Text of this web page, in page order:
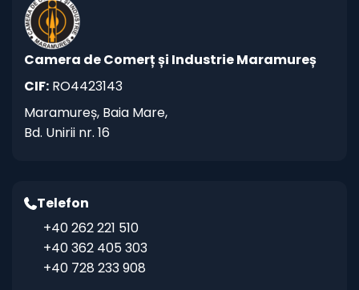
Camera de Comerț și Industrie Maramureș
CIF: RO4423143
Maramureș, Baia Mare,
Bd. Unirii nr. 16
Telefon
+40 262 221 510
+40 362 405 303
+40 728 233 908